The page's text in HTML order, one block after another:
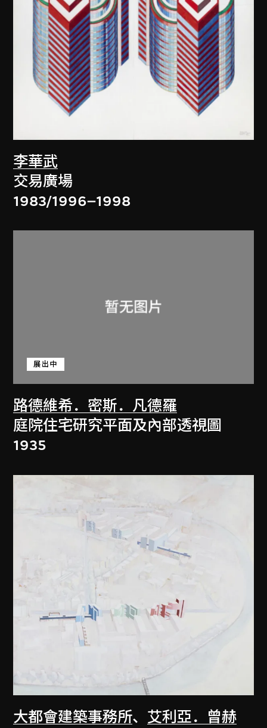
李華武
交易廣場
1983/1996–1998
路德維希．密斯．凡德羅
展出中
庭院住宅研究平面及內部透視圖
1935
大都會建築事務所、 艾利亞．曾赫